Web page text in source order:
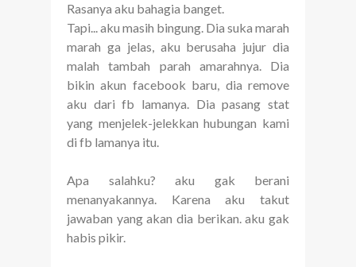
Rasanya aku bahagia banget.
Tapi... aku masih bingung. Dia suka marah
marah ga jelas, aku berusaha jujur dia
malah tambah parah amarahnya. Dia
bikin akun facebook baru, dia remove
aku dari fb lamanya. Dia pasang stat
yang menjelek-jelekkan hubungan kami
di fb lamanya itu.
Apa salahku? aku gak berani
menanyakannya. Karena aku takut
jawaban yang akan dia berikan. aku gak
habis pikir.